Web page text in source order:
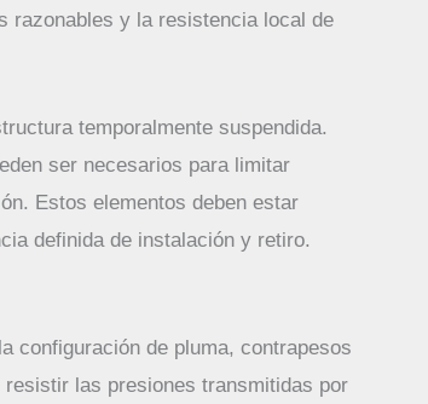
razonables y la resistencia local de
temporalmente suspendida.
ser necesarios para limitar
Estos elementos deben estar
definida de instalación y retiro.
configuración de pluma, contrapesos
las presiones transmitidas por